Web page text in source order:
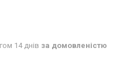
14 днів за домовленістю